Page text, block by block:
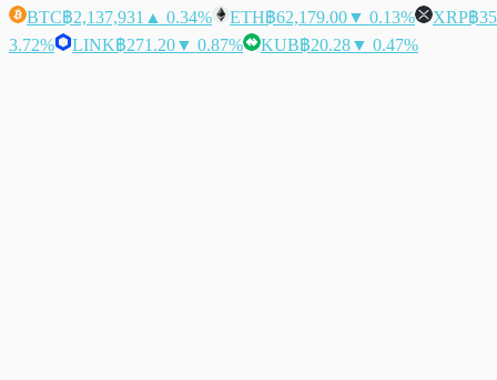
BTC฿2,137,931 ▲ 0.34% ETH฿62,179.00▼ 0.13% XRP฿
3.72%
LINK฿271.20▼ 0.87% KUB฿20.28▼ 0.47%